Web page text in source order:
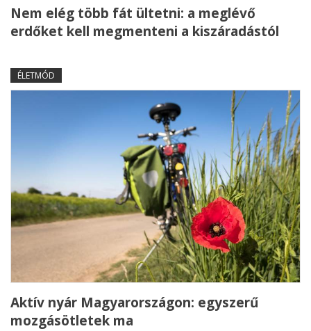
Nem elég több fát ültetni: a meglévő
erdőket kell megmenteni a kiszáradástól
ÉLETMÓD
Aktív nyár Magyarországon: egyszerű
mozgásötletek ma